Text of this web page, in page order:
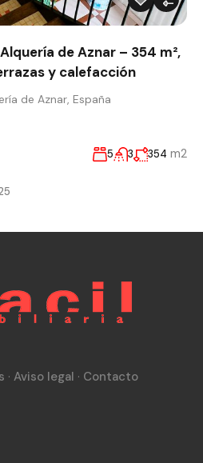
de Aznar – 354 m²,
y calefacción
de Aznar, España
5 3 354 m2
· Aviso legal · Contacto